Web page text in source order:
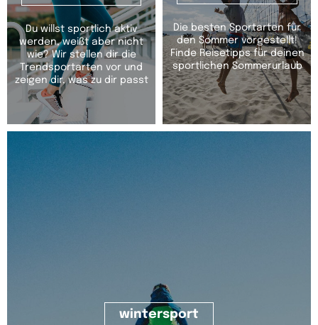
Du willst sportlich aktiv
werden, weißt aber nicht
wie? Wir stellen dir die
Trendsportarten vor und
zeigen dir, was zu dir passt
Die besten Sportarten für
den Sommer vorgestellt!
Finde Reisetipps für deinen
sportlichen Sommerurlaub
wintersport